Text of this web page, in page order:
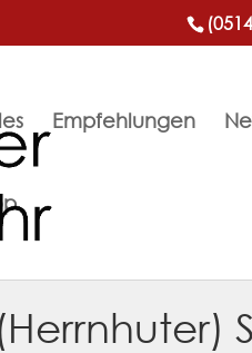
Empfehlungen